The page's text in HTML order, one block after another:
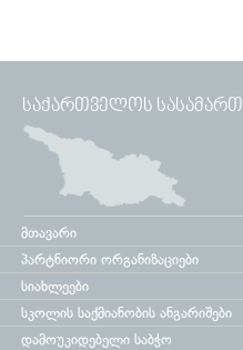
ᲡᲐᲥᲐᲠᲗᲕᲔᲚᲝᲡ
მთავარი
პარტნიორი ორგანიზაციები
სიახლეები
სკოლის საქმიანობის ანგარიშები
დამოუკიდებელი საბჭო